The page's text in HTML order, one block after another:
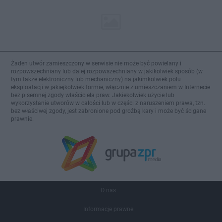
Żaden utwór zamieszczony w serwisie nie może być powielany i
rozpowszechniany lub dalej rozpowszechniany w jakikolwiek sposób (w
tym także elektroniczny lub mechaniczny) na jakimkolwiek polu
eksploatacji w jakiejkolwiek formie, włącznie z umieszczaniem w Internecie
bez pisemnej zgody właściciela praw. Jakiekolwiek użycie lub
wykorzystanie utworów w całości lub w części z naruszeniem prawa, tzn.
bez właściwej zgody, jest zabronione pod groźbą kary i może być ścigane
prawnie.
O nas
Informacje prawne